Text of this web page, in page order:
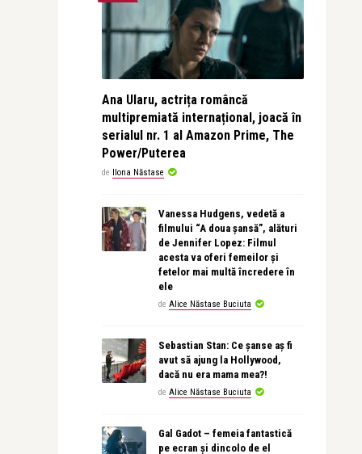
Ana Ularu, actrița româncă
multipremiată internațional, joacă în
serialul nr. 1 al Amazon Prime, The
Power/Puterea
de Ilona Năstase
Vanessa Hudgens, vedetă a
filmului “A doua șansă”, alături
de Jennifer Lopez: Filmul
acesta va oferi femeilor și
fetelor mai multă încredere în
ele
de Alice Năstase Buciuta
Sebastian Stan: Ce șanse aș fi
avut să ajung la Hollywood,
dacă nu era mama mea?!
de Alice Năstase Buciuta
Gal Gadot – femeia fantastică
pe ecran și dincolo de el